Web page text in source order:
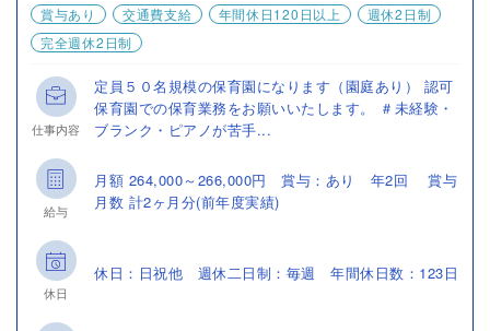
賞与あり
交通費支給 年間休日120日以上
週休2日制
完全週休2日制
仕事内容
定員５０名規模の保育園になります（園庭あり） 認可
保育園での保育業務をお願いいたします。 ＃未経験・
ブランク・ピアノが苦手...
給与
月額 264,000～266,000円 賞与：あり 年2回 賞与
月数 計2ヶ月分(前年度実績)
休日
休日：日祝他 週休二日制：毎週 年間休日数：123日